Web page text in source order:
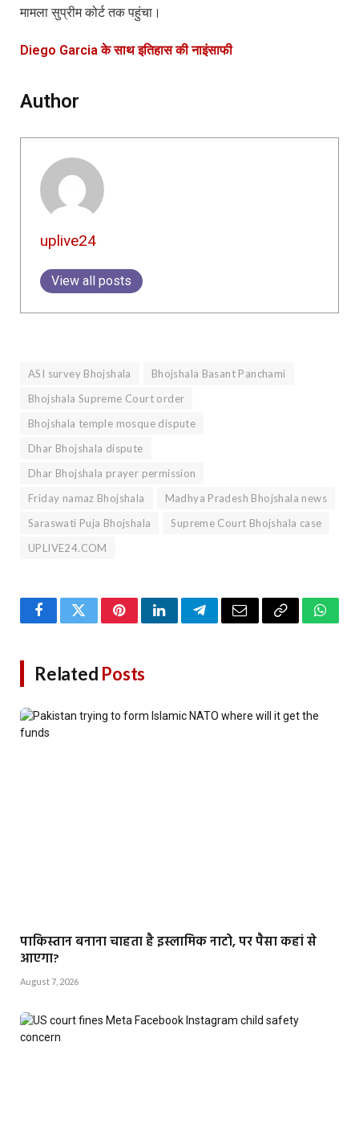
मामला सुप्रीम कोर्ट तक पहुंचा।
Diego Garcia के साथ इतिहास की नाइंसाफी
Author
uplive24
View all posts
ASI survey Bhojshala
Bhojshala Basant Panchami
Bhojshala Supreme Court order
Bhojshala temple mosque dispute
Dhar Bhojshala dispute
Dhar Bhojshala prayer permission
Friday namaz Bhojshala
Madhya Pradesh Bhojshala news
Saraswati Puja Bhojshala
Supreme Court Bhojshala case
UPLIVE24.COM
FacebookTwitterPinterestLinkedInTelegramEmail Copy
Related Posts
पाकिस्तान बनाना चाहता है इस्लामिक नाटो, पर पैसा कहां से
आएगा?
August 7, 2026